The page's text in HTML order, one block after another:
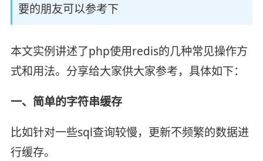
要的朋友可以参考下
本文实例讲述了php使用redis的几种常见操作方
式和用法。分享给大家供大家参考，具体如下：
一、简单的字符串缓存
比如针对一些sql查询较慢，更新不频繁的数据进
行缓存。